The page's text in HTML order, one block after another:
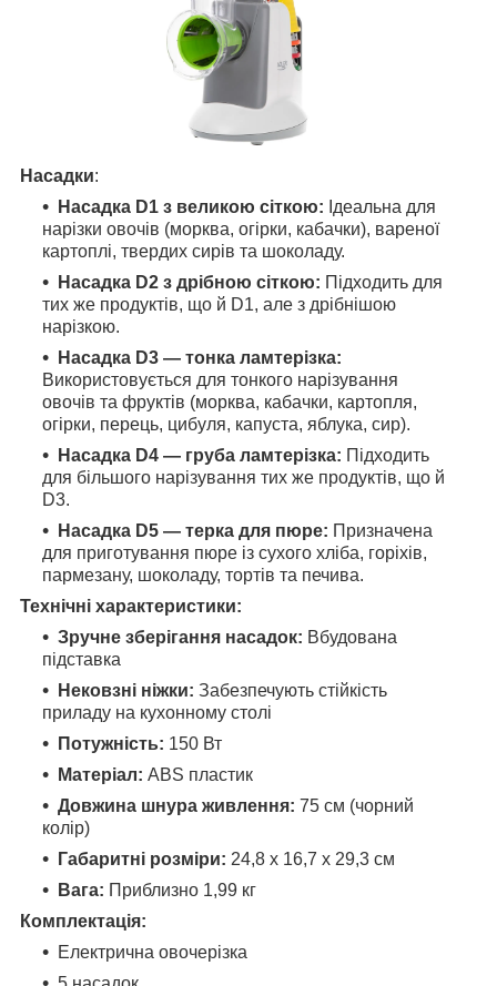
Насадки:
Насадка D1 з великою сіткою: Ідеальна для
нарізки овочів (морква, огірки, кабачки), вареної
картоплі, твердих сирів та шоколаду.
Насадка D2 з дрібною сіткою: Підходить для
тих же продуктів, що й D1, але з дрібнішою
нарізкою.
Насадка D3 — тонка ламтерізка:
Використовується для тонкого нарізування
овочів та фруктів (морква, кабачки, картопля,
огірки, перець, цибуля, капуста, яблука, сир).
Насадка D4 — груба ламтерізка: Підходить
для більшого нарізування тих же продуктів, що й
D3.
Насадка D5 — терка для пюре: Призначена
для приготування пюре із сухого хліба, горіхів,
пармезану, шоколаду, тортів та печива.
Технічні характеристики:
Зручне зберігання насадок: Вбудована
підставка
Нековзні ніжки: Забезпечують стійкість
приладу на кухонному столі
Потужність: 150 Вт
Матеріал: ABS пластик
Довжина шнура живлення: 75 см (чорний
колір)
Габаритні розміри: 24,8 x 16,7 x 29,3 см
Вага: Приблизно 1,99 кг
Комплектація:
Електрична овочерізка